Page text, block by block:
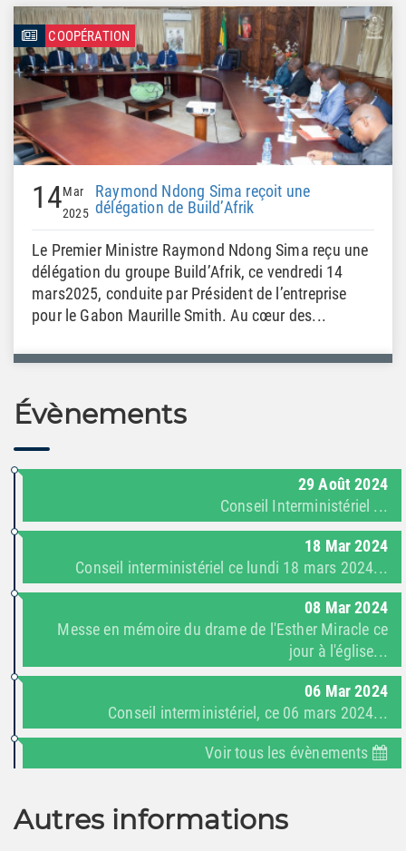
COOPÉRATION
14Mar
2025
Raymond Ndong Sima reçoit une
délégation de Build’Afrik
Le Premier Ministre Raymond Ndong Sima reçu une
délégation du groupe Build’Afrik, ce vendredi 14
mars2025, conduite par Président de l’entreprise
pour le Gabon Maurille Smith. Au cœur des...
Évènements
29 Août 2024
Conseil Interministériel ...
18 Mar 2024
Conseil interministériel ce lundi 18 mars 2024...
08 Mar 2024
Messe en mémoire du drame de l'Esther Miracle ce
jour à l'église...
06 Mar 2024
Conseil interministériel, ce 06 mars 2024...
Voir tous les évènements
Autres informations